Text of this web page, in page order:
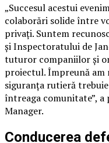
„Succesul acestui
colaborări solide între
privați. Suntem
și Inspectoratului de
tuturor companiilor și
proiectul. Împreună am
siguranța rutieră
întreaga comunitate”,
Manager.
Conducerea